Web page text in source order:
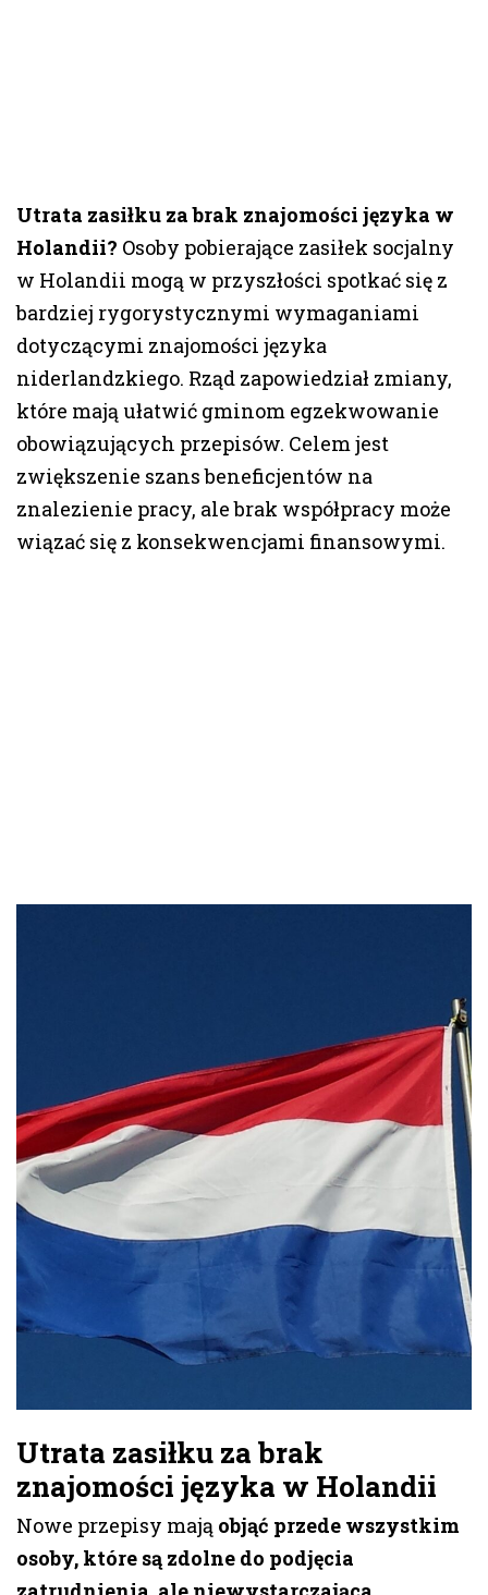
Utrata zasiłku za brak znajomości języka w
Holandii? Osoby pobierające zasiłek socjalny
w Holandii mogą w przyszłości spotkać się z
bardziej rygorystycznymi wymaganiami
dotyczącymi znajomości języka
niderlandzkiego. Rząd zapowiedział zmiany,
które mają ułatwić gminom egzekwowanie
obowiązujących przepisów. Celem jest
zwiększenie szans beneficjentów na
znalezienie pracy, ale brak współpracy może
wiązać się z konsekwencjami finansowymi.
Utrata zasiłku za brak
znajomości języka w Holandii
Nowe przepisy mają objąć przede wszystkim
osoby, które są zdolne do podjęcia